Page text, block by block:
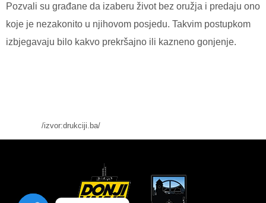
Pozvali su građane da izaberu život bez oružja i predaju ono
koje je nezakonito u njihovom posjedu. Takvim postupkom
izbjegavaju bilo kakvo prekršajno ili kazneno gonjenje.
/izvor:drukciji.ba/